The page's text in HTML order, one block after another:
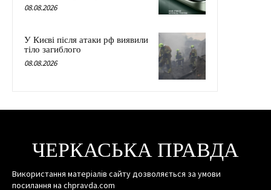
08.08.2026
У Києві після атаки рф виявили
тіло загиблого
08.08.2026
ЧЕРКАСЬКА ПРАВДА
Використання матеріалів сайту дозволяється за умови
посилання на chpravda.com